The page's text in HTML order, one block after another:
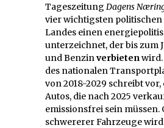
Tageszeitung Dagens
vier wichtigsten politischen
Landes einen
unterzeichnet, der bis zum
und Benzinverbieten
des nationalen
von 2018-2029 schreibt vor,
Autos, die nach 2025
emissionsfrei sein müssen.
schwererer Fahrzeuge wird